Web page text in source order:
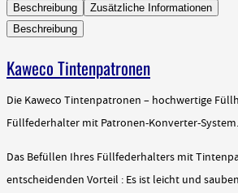
Beschreibung
Zusätzliche Informationen
Beschreibung
Kaweco Tintenpatronen
Die Kaweco Tintenpatronen – hochwertige
Füllfederhalter mit Patronen-Konverter-System.
Das Befüllen Ihres Füllfederhalters mit
entscheidenden Vorteil : Es ist leicht und